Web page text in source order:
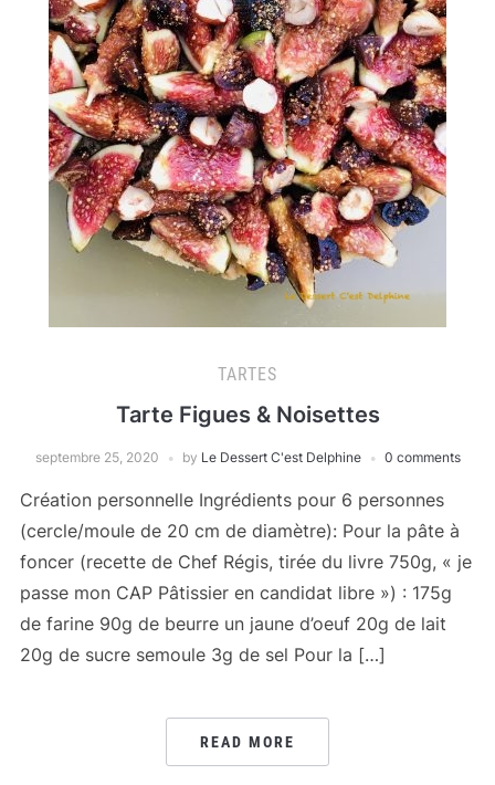
TARTES
Tarte Figues & Noisettes
septembre 25, 2020 by Le Dessert C'est Delphine 0 comments
Création personnelle Ingrédients pour 6 personnes
(cercle/moule de 20 cm de diamètre): Pour la pâte à
foncer (recette de Chef Régis, tirée du livre 750g, « je
passe mon CAP Pâtissier en candidat libre ») : 175g
de farine 90g de beurre un jaune d’oeuf 20g de lait
20g de sucre semoule 3g de sel Pour la […]
READ MORE